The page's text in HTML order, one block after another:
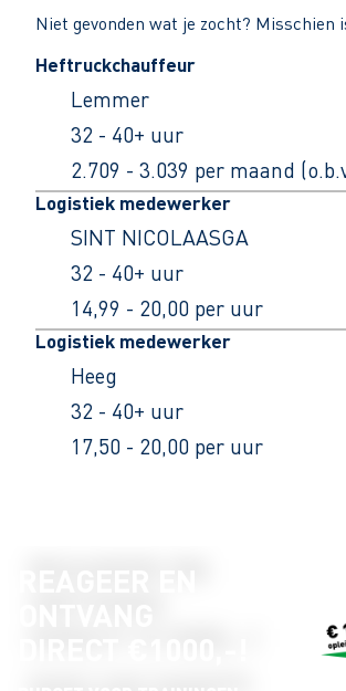
Niet gevonden wat je zocht? Misschien
Heftruckchauffeur
Lemmer
32 - 40+ uur
2.709 - 3.039 per maand
Logistiek medewerker
SINT NICOLAASGA
32 - 40+ uur
14,99 - 20,00 per uur
Logistiek medewerker
Heeg
32 - 40+ uur
17,50 - 20,00 per uur